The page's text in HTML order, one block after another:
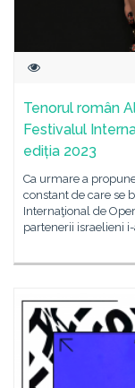
Tenorul român
Festivalul
ediția 2023
Ca urmare a
constant de care se
Internaţional de
partenerii israelieni